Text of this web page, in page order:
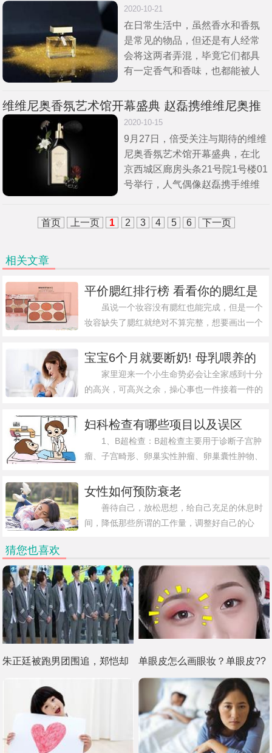
闻香水推荐
2020-10-21
在日常生活中，虽然香水和香氛
是常见的物品，但还是有人经常
会将这两者弄混，毕竟它们都具
有一定香气和香味，也都能被人
是什么?香氛是什么?香水和香氛
维维尼奥香氛艺术馆开幕盛典 赵磊携维维尼奥推
出限量联名款香水礼盒2020-10-15
9月27日，倍受关注与期待的维维
尼奥香氛艺术馆开幕盛典，在北
京西城区廊房头条21号院1号楼01
号举行，人气偶像赵磊携手维维
由于这次维维尼奥将大师艺术花
园系列的香水瓶等比放大
首页 上一页 1 2 3 4 5 6 下一页
相关文章
平价腮红排行榜 看看你的腮红是
否榜上有名?
虽说一个妆容没有腮红也能完成，但是一个
妆容缺失了腮红就绝对不算完整，想要画出一个
加持的，腮红是一个妆容的点睛之笔也是这个妆
容的灵魂所在。知道了腮红的重要性现在
宝宝6个月就要断奶! 母乳喂养的
好处远比你想象的多, 别傻傻不知
家里迎来一个小生命势必会让全家感到十分
的高兴，可高兴之余，操心事也一件接着一件的
照顾宝宝都没什么经验，所以，常常只能听从身
边老人的经验和方法来照顾宝宝。而在这
妇科检查有哪些项目以及误区
1、B超检查：B超检查主要用于诊断子宫肿
瘤、子宫畸形、卵巢实性肿瘤、卵巢囊性肿物、
胎、宫外孕、葡萄胎等疾病，以便做到防患于未
然。2、宫颈刮片检查：宫颈刮片检查是
女性如何预防衰老
善待自己，放松思想，给自己充足的休息时
间，降低那些所谓的工作量，调整好自己的心
活力与动力，这样才能更好的预防早衰。首
猜您也喜欢
朱正廷被跑男团围追，郑恺却 单眼皮怎么画眼妆？单眼皮??
眼妆的简单方法